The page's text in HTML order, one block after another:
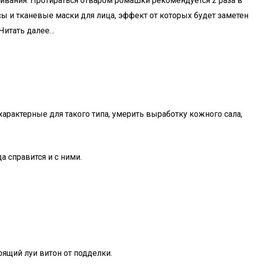
тканевые маски для лица, эффект от которых будет заметен
далее…
для такого типа, умерить выработку кожного сала,
справится и с ними.
луи витон от подделки.